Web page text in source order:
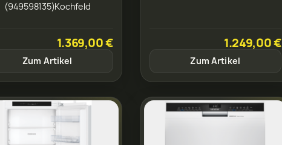
(949598135)Kochfeld
1.369,00 €
Zum Artikel
1.249,00 €
Zum Artikel